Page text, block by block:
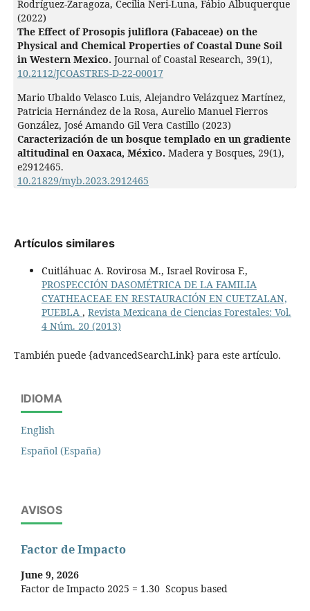
Rodríguez-Zaragoza, Cecilia Neri-Luna, Fábio Albuquerque
(2022)
The Effect of Prosopis juliflora (Fabaceae) on the
Physical and Chemical Properties of Coastal Dune Soil
in Western Mexico. Journal of Coastal Research, 39(1),
10.2112/JCOASTRES-D-22-00017
Mario Ubaldo Velasco Luis, Alejandro Velázquez Martínez,
Patricia Hernández de la Rosa, Aurelio Manuel Fierros
González, José Amando Gil Vera Castillo (2023)
Caracterización de un bosque templado en un gradiente
altitudinal en Oaxaca, México. Madera y Bosques, 29(1),
e2912465.
10.21829/myb.2023.2912465
Artículos similares
Cuitláhuac A. Rovirosa M., Israel Rovirosa F.,
PROSPECCIÓN DASOMÉTRICA DE LA FAMILIA
CYATHEACEAE EN RESTAURACIÓN EN CUETZALAN,
PUEBLA , Revista Mexicana de Ciencias Forestales: Vol.
4 Núm. 20 (2013)
También puede {advancedSearchLink} para este artículo.
IDIOMA
English
Español (España)
AVISOS
Factor de Impacto
June 9, 2026
Factor de Impacto 2025 = 1.30 Scopus based